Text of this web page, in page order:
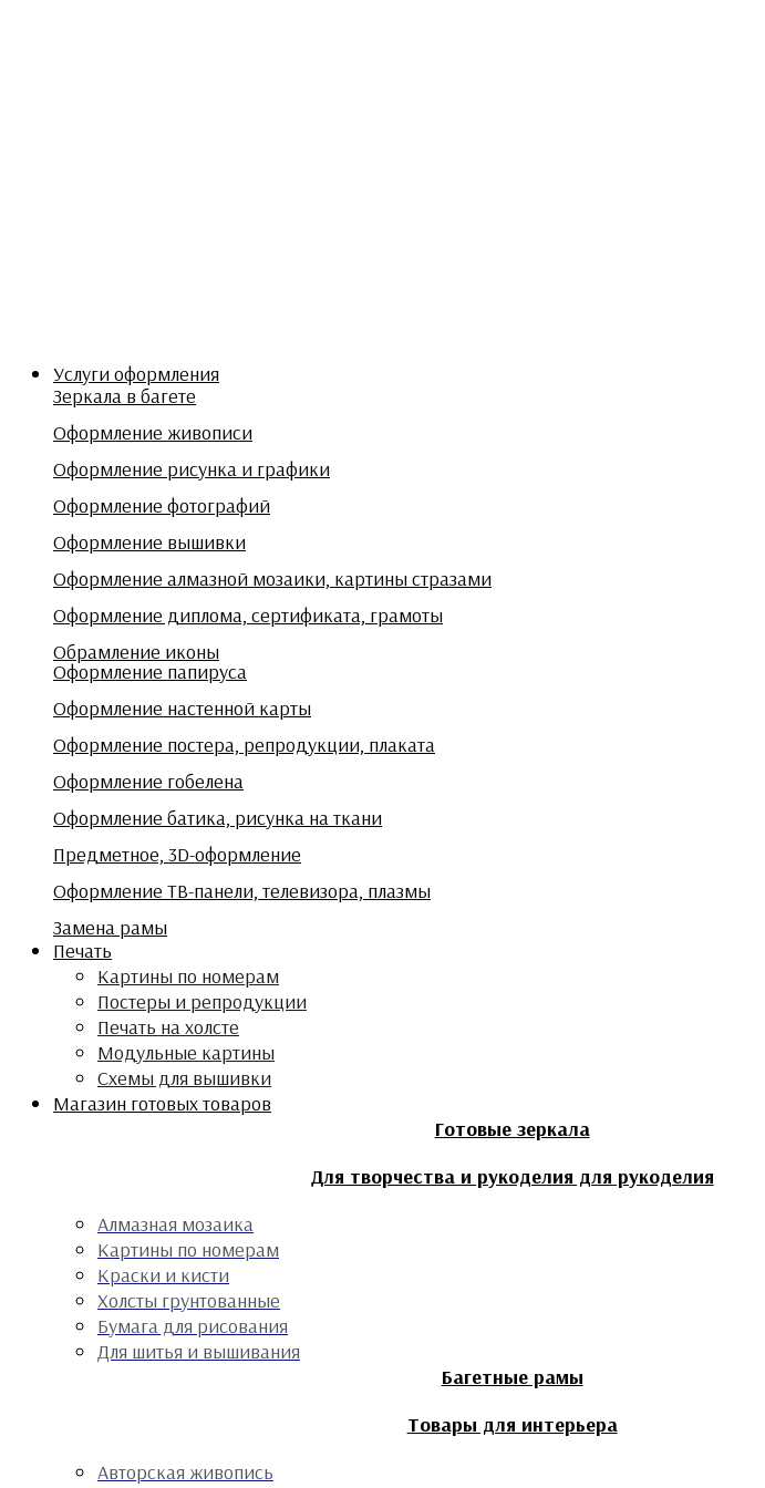
Услуги оформления
Зеркала в багете
Оформление живописи
Оформление рисунка и графики
Оформление фотографий
Оформление вышивки
Оформление алмазной мозаики, картины стразами
Оформление диплома, сертификата, грамоты
Обрамление иконы
Оформление папируса
Оформление настенной карты
Оформление постера, репродукции, плаката
Оформление гобелена
Оформление батика, рисунка на ткани
Предметное, 3D-оформление
Оформление ТВ-панели, телевизора, плазмы
Замена рамы
Печать
Картины по номерам
Постеры и репродукции
Печать на холсте
Модульные картины
Схемы для вышивки
Магазин готовых товаров
Готовые зеркала
Для творчества и рукоделия для рукоделия
Алмазная мозаика
Картины по номерам
Краски и кисти
Холсты грунтованные
Бумага для рисования
Для шитья и вышивания
Багетные рамы
Товары для интерьера
Авторская живопись